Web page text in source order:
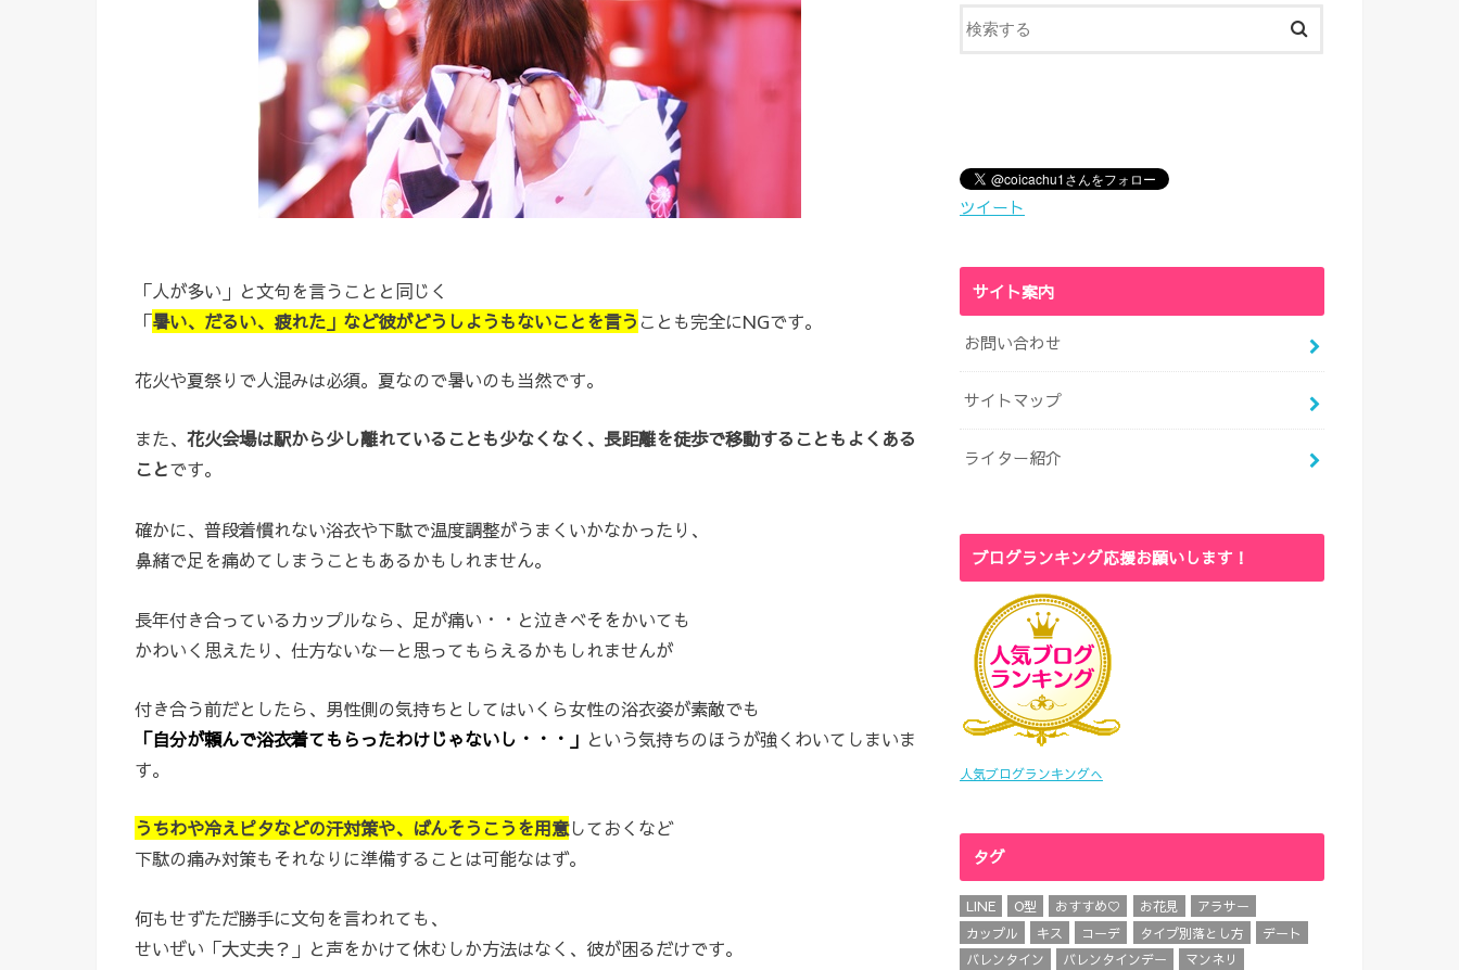
「人が多い」と文句を言うことと同じく
「暑い、だるい、疲れた」など彼がどうしようもないことを言うことも完全にNGです。
花火や夏祭りで人混みは必須。夏なので暑いのも当然です。
また、 花火会場は駅から少し離れていることも少なくなく、長距離を徒歩で移動することもよくある
ことです。
確かに、普段着慣れない浴衣や下駄で温度調整がうまくいかなかったり、
鼻緒で足を痛めてしまうこともあるかもしれません。
長年付き合っているカップルなら、足が痛い・・と泣きべそをかいても
かわいく思えたり、仕方ないなーと思ってもらえるかもしれませんが
付き合う前だとしたら、男性側の気持ちとしてはいくら女性の浴衣姿が素敵でも
「自分が頼んで浴衣着てもらったわけじゃないし・・・」 という気持ちのほうが強くわいてしまいま
す。
うちわや冷えピタなどの汗対策や、ばんそうこうを用意しておくなど
下駄の痛み対策もそれなりに準備することは可能なはず。
何もせずただ勝手に文句を言われても、
せいぜい「大丈夫？」と声をかけて休むしか方法はなく、彼が困るだけです。
ツイート
サイト案内
お問い合わせ
サイトマップ
ライター紹介
ブログランキング応援お願いします！
人気ブログランキングへ
タグ
LINE O型 おすすめ♡ お花見
アラサー
カップル
キス コーデ タイプ別落とし方
デート
バレンタイン
バレンタインデー マンネリ